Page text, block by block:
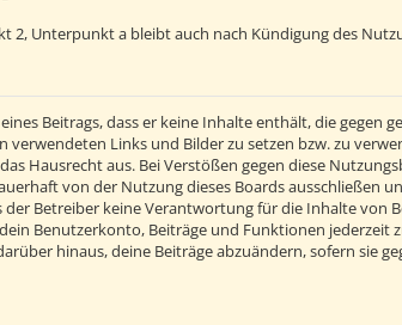
2, Unterpunkt a bleibt auch nach Kündigung des
Beitrags, dass er keine Inhalte enthält, die gegen
verwendeten Links und Bilder zu setzen bzw. zu
Hausrecht aus. Bei Verstößen gegen diese
von der Nutzung dieses Boards ausschließen
der Betreiber keine Verantwortung für die Inhalte
Benutzerkonto, Beiträge und Funktionen jederzeit
hinaus, deine Beiträge abzuändern, sofern sie